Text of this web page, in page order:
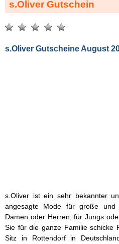
s.Oliver Gutschein
s.Oliver Gutscheine August
s.Oliver ist ein sehr bekannter
angesagte Mode für große
Damen oder Herren, für Jungs
Sie für die ganze Familie schicke
Sitz in Rottendorf in